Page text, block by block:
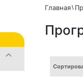
Главная